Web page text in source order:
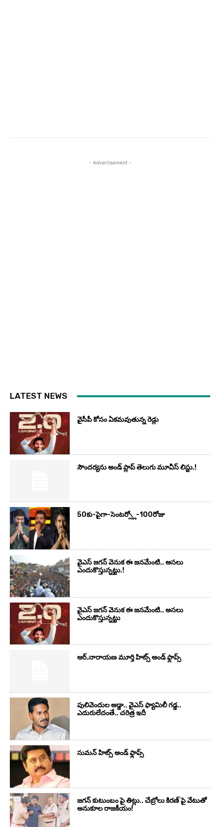
- Advertisement -
LATEST NEWS
వైసీపీ కోసం ఏక‌మ‌వుతున్న రెడ్లు
సౌందర్యను అండ్‌ ప్లాప్‌ తెలుగు మూవీస్‌ లిస్టు.!
50కు-పైగా-సెంటర్స్లో-100రోజు
వైఎస్‌ జగన్‌ వెనుక ఈ జనమేంటి.. అసలు
ఎందుకొస్తున్నట్టు.!
వైఎస్‌ జగన్‌ వెనుక ఈ జనమేంటి.. అసలు
ఎందుకొస్తున్నట్టు
ఆర్‌.నారాయ‌ణ మూర్తి హిట్స్ అండ్ ఫ్లాప్స్‌
పులివెందుల అడ్డా.. వైఎస్ ఫ్యామిలీ గడ్డ..
ఎదురులేదంతే.. చరిత్ర ఇదీ
సుమ‌న్ హిట్స్ అండ్ ఫ్లాప్స్‌
జగన్ కుటుంబం పై తిట్లు.. చేబ్రోలు కిరణ్ పై వేటుతో
అనుకూల రాజకీయం!